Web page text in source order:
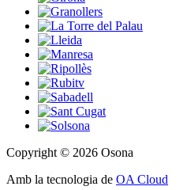
Copyright © 2026 Osona
Amb la tecnologia de OA Cloud